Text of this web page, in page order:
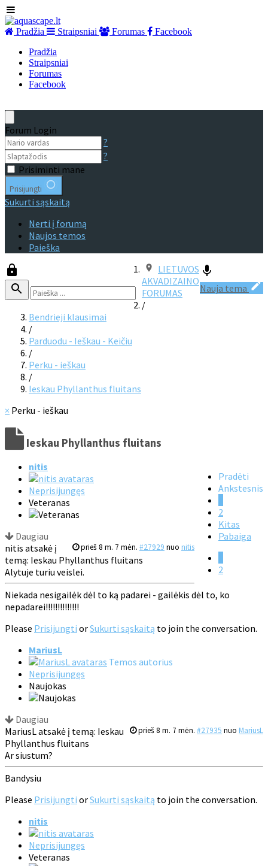
Pradžia Straipsniai Forumas
Facebook
Pradžia
Straipsniai
Forumas
Facebook
Forum Login
?
?
Prisiminti mane
Prisijungti
Sukurti sąskaitą
Nerti į forumą
Naujos temos
Paieška
Nauja tema
LIETUVOS
AKVADIZAINO
FORUMAS
/
Bendrieji klausimai
/
Parduodu - Ieškau - Keičiu
/
Perku - ieškau
/
Ieskau Phyllanthus fluitans
× Perku - ieškau
Ieskau Phyllanthus fluitans
Pradėti
Ankstesnis
2
Kitas
Pabaiga
2
nitis
Neprisijungęs
Veteranas
Daugiau
prieš 8 m. 7 mėn. #27929 nuo nitis
nitis atsakė į
temą: Ieskau Phyllanthus fluitans
Alytuje turiu veislei.
Niekada nesigailėk dėl to ką padarei - gailėkis dėl to, ko
nepadarei!!!!!!!!!!!!!!
Please Prisijungti orSukurti sąskaitą to join the conversation.
MariusL
Temos autorius
Neprisijungęs
Naujokas
Daugiau
prieš 8 m. 7 mėn. #27935 nuo MariusL
MariusL atsakė į temą: Ieskau
Phyllanthus fluitans
Ar siustum?
Bandysiu
Please Prisijungti orSukurti sąskaitą to join the conversation.
nitis
Neprisijungęs
Veteranas